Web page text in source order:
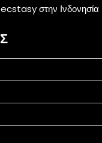
στην Ινδονησία